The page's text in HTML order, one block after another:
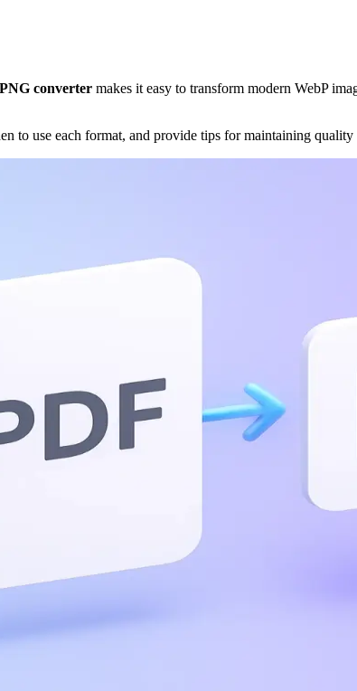
converter makes it easy to transform modern WebP
to use each format, and provide tips for maintaining